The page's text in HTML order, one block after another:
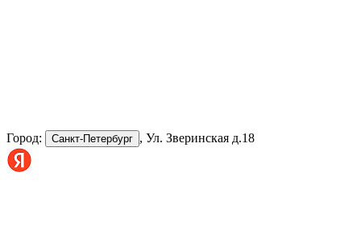
Город: Санкт-Петербург , Ул. Зверинская д.18